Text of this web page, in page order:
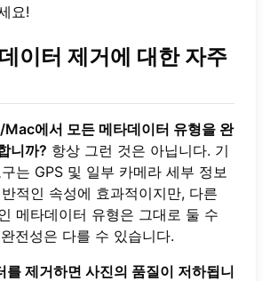
요!
이터 제거에 대한 자주
에서 모든 메타데이터 유형을 완
니까? 항상 그런 것은 아닙니다. 기
는 GPS 및 일부 카메라 세부 정보
적인 속성에 효과적이지만, 다른
메타데이터 유형은 그대로 둘 수
전성은 다를 수 있습니다.
를 제거하면 사진의 품질이 저하됩니